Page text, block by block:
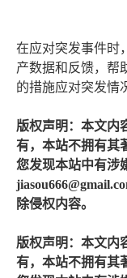
在应对突发事件时
产数据和反馈，帮
的措施应对突发情
版权声明：本文内
有，本站不拥有其
您发现本站中有涉
除侵权内容。
版权声明：本文内
有，本站不拥有其